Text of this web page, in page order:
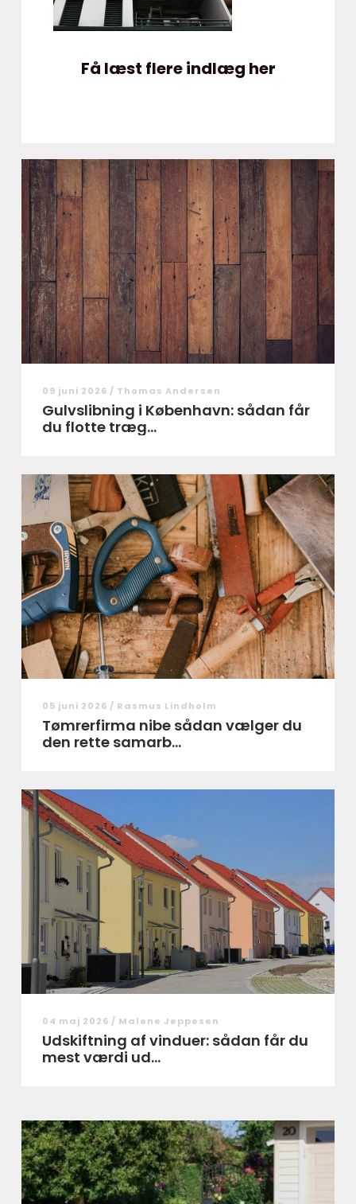
Få læst flere indlæg her
09 juni 2026 / Thomas Andersen
Gulvslibning i København: sådan får
du flotte træg...
05 juni 2026 / Rasmus Lindholm
Tømrerfirma nibe sådan vælger du
den rette samarb...
04 maj 2026 / Malene Jeppesen
Udskiftning af vinduer: sådan får du
mest værdi ud...